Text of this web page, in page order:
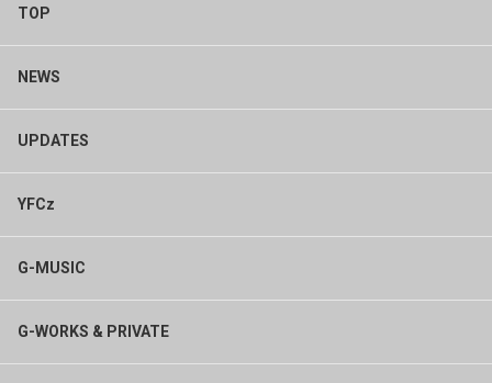
TOP
NEWS
UPDATES
YFCz
G-MUSIC
G-WORKS & PRIVATE